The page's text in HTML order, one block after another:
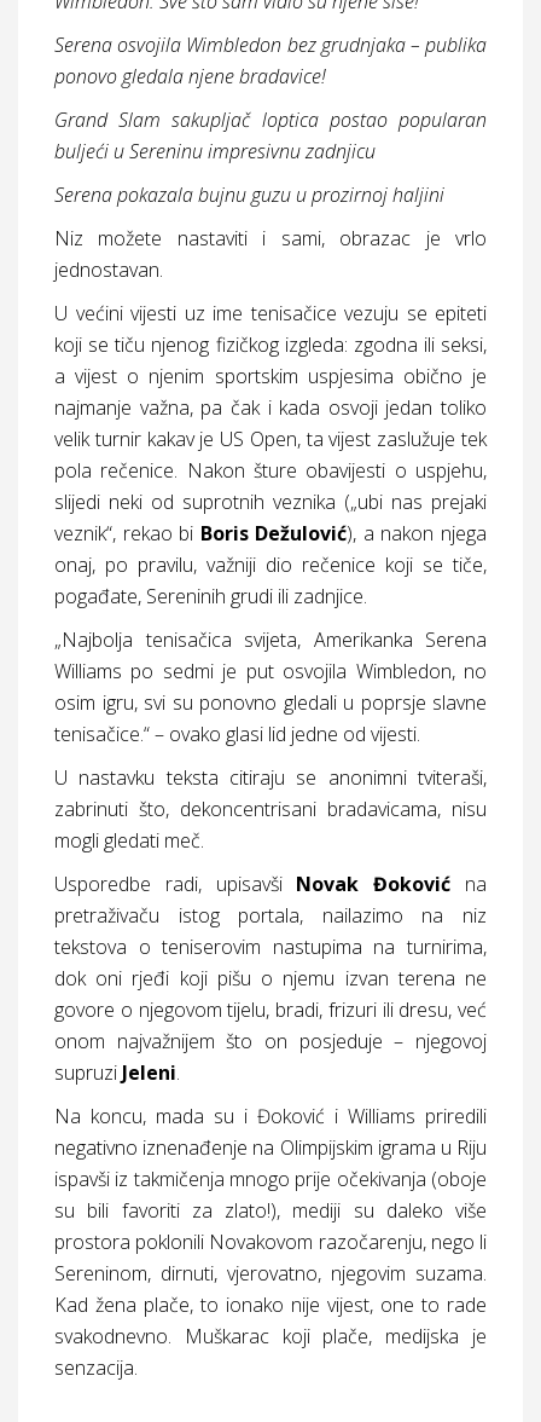
Serena osvojila Wimbledon bez grudnjaka – publika
ponovo gledala njene bradavice!
Grand Slam sakupljač loptica postao popularan
buljeći u Sereninu impresivnu zadnjicu
Serena pokazala bujnu guzu u prozirnoj haljini
Niz možete nastaviti i sami, obrazac je vrlo
jednostavan.
U većini vijesti uz ime tenisačice vezuju se epiteti
koji se tiču njenog fizičkog izgleda: zgodna ili seksi,
a vijest o njenim sportskim uspjesima obično je
najmanje važna, pa čak i kada osvoji jedan toliko
velik turnir kakav je US Open, ta vijest zaslužuje tek
pola rečenice. Nakon šture obavijesti o uspjehu,
slijedi neki od suprotnih veznika („ubi nas prejaki
veznik“, rekao bi Boris Dežulović), a nakon njega
onaj, po pravilu, važniji dio rečenice koji se tiče,
pogađate, Sereninih grudi ili zadnjice.
„Najbolja tenisačica svijeta, Amerikanka Serena
Williams po sedmi je put osvojila Wimbledon, no
osim igru, svi su ponovno gledali u poprsje slavne
tenisačice.“ – ovako glasi lid jedne od vijesti.
U nastavku teksta citiraju se anonimni tviteraši,
zabrinuti što, dekoncentrisani bradavicama, nisu
mogli gledati meč.
Usporedbe radi, upisavši Novak Đoković na
pretraživaču istog portala, nailazimo na niz
tekstova o teniserovim nastupima na turnirima,
dok oni rjeđi koji pišu o njemu izvan terena ne
govore o njegovom tijelu, bradi, frizuri ili dresu, već
onom najvažnijem što on posjeduje – njegovoj
supruzi Jeleni.
Na koncu, mada su i Đoković i Williams priredili
negativno iznenađenje na Olimpijskim igrama u Riju
ispavši iz takmičenja mnogo prije očekivanja (oboje
su bili favoriti za zlato!), mediji su daleko više
prostora poklonili Novakovom razočarenju, nego li
Sereninom, dirnuti, vjerovatno, njegovim suzama.
Kad žena plače, to ionako nije vijest, one to rade
svakodnevno. Muškarac koji plače, medijska je
senzacija.